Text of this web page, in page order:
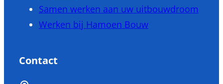
Samen werken aan uw uitbouwdroom
Werken bij Hamoen Bouw
Contact